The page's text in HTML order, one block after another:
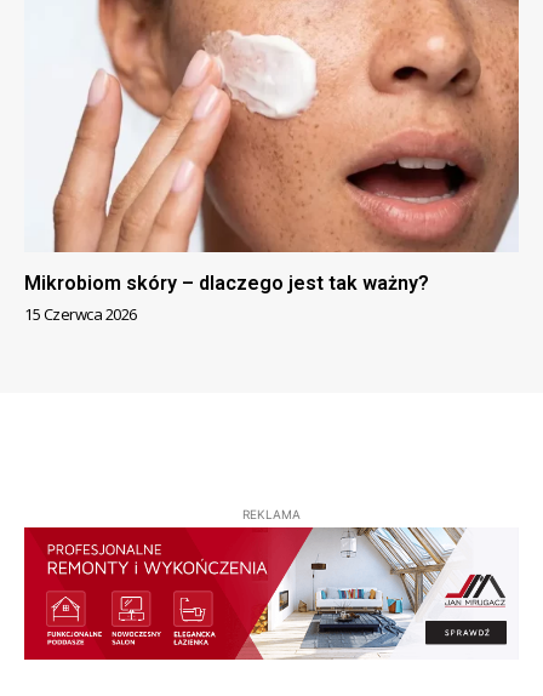
Mikrobiom skóry – dlaczego jest tak ważny?
15 Czerwca 2026
REKLAMA